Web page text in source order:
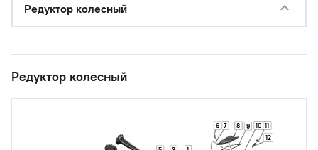
Редуктор колесный
Редуктор колесный
6 7 8 9 10 11
12